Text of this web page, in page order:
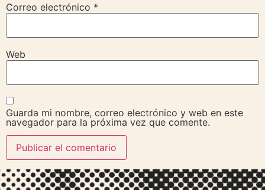
Correo electrónico *
Web
Guarda mi nombre, correo electrónico y web en este
navegador para la próxima vez que comente.